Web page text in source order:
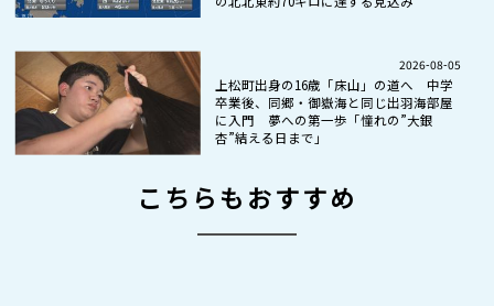
2026-08-05
上松町出身の16歳「床山」の道へ 中学
卒業後、同郷・御嶽海と同じ出羽海部屋
に入門 夢への第一歩「憧れの”大銀
杏”結える日まで」
こちらもおすすめ